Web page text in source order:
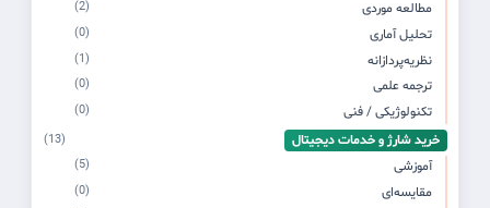
مطالعه موردی (2)
تحلیل آماری (0)
نظریه‌پردازانه (1)
ترجمه علمی (0)
تکنولوژیکی / فنی (0)
خرید شارژ و خدمات دیجیتال (13)
آموزشی (5)
مقایسه‌ای (0)